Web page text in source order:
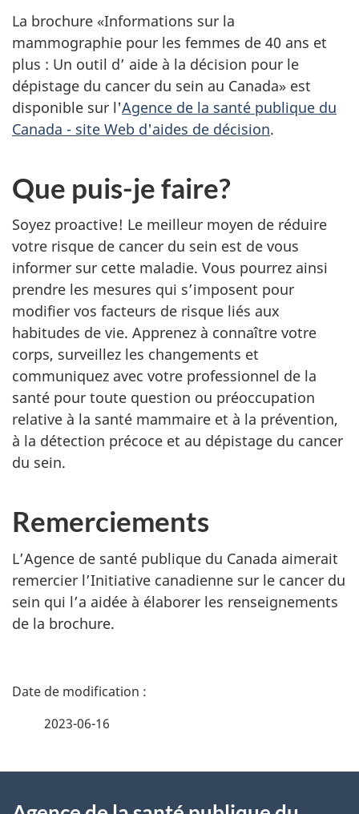
La brochure «Informations sur la
mammographie pour les femmes de 40 ans et
plus : Un outil d’ aide à la décision pour le
dépistage du cancer du sein au Canada» est
disponible sur l'Agence de la santé publique du
Canada - site Web d'aides de décision.
Que puis-je faire?
Soyez proactive! Le meilleur moyen de réduire
votre risque de cancer du sein est de vous
informer sur cette maladie. Vous pourrez ainsi
prendre les mesures qui s’imposent pour
modifier vos facteurs de risque liés aux
habitudes de vie. Apprenez à connaître votre
corps, surveillez les changements et
communiquez avec votre professionnel de la
santé pour toute question ou préoccupation
relative à la santé mammaire et à la prévention,
à la détection précoce et au dépistage du cancer
du sein.
Remerciements
L’Agence de santé publique du Canada aimerait
remercier l’Initiative canadienne sur le cancer du
sein qui l’a aidée à élaborer les renseignements
de la brochure.
D
2023-06-16